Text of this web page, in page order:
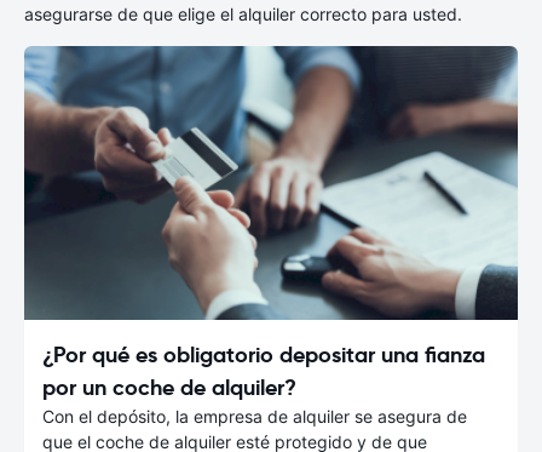
asegurarse de que elige el alquiler correcto para usted.
¿Por qué es obligatorio depositar una fianza
por un coche de alquiler?
Con el depósito, la empresa de alquiler se asegura de
que el coche de alquiler esté protegido y de que